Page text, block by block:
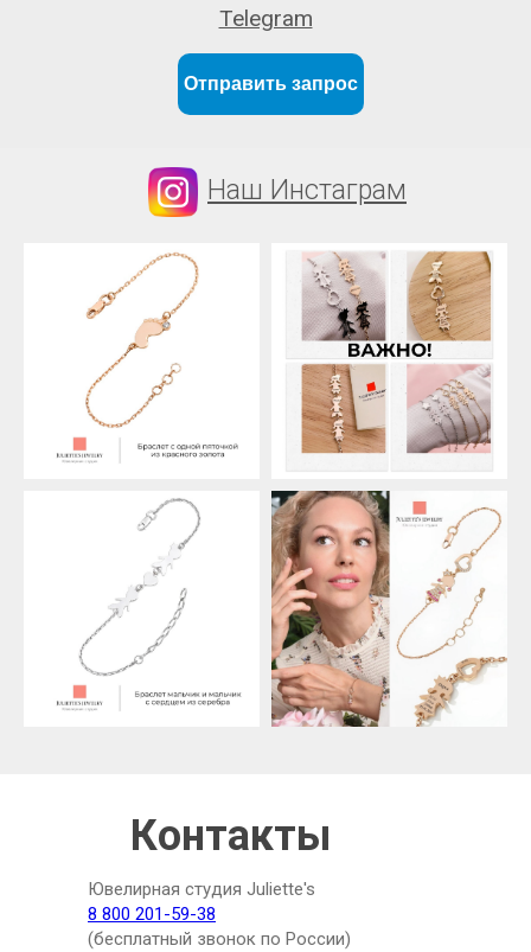
Отправить запрос
Telegram
Наш Инстаграм
Ювелирная студия Juliette's
8 800 201-59-38
(бесплатный звонок по России)
Контакты